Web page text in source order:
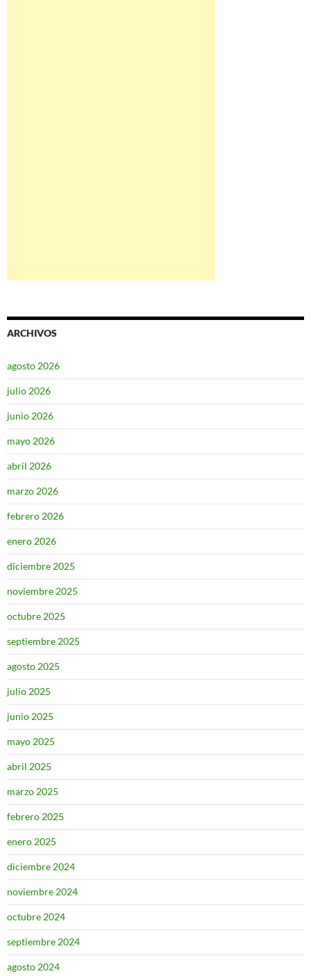
ARCHIVOS
agosto 2026
julio 2026
junio 2026
mayo 2026
abril 2026
marzo 2026
febrero 2026
enero 2026
diciembre 2025
noviembre 2025
octubre 2025
septiembre 2025
agosto 2025
julio 2025
junio 2025
mayo 2025
abril 2025
marzo 2025
febrero 2025
enero 2025
diciembre 2024
noviembre 2024
octubre 2024
septiembre 2024
agosto 2024